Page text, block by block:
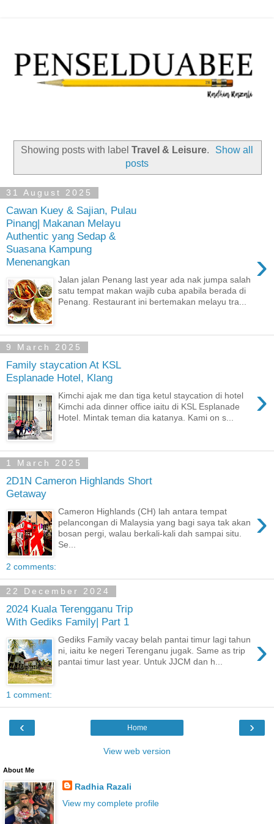
Showing posts with label Travel & Leisure.
Show all
posts
31 August 2025
Cawan Kuey & Sajian, Pulau
Pinang| Makanan Melayu
Authentic yang Sedap &
Suasana Kampung
Menenangkan
›
Jalan jalan Penang last year ada nak jumpa salah
satu tempat makan wajib cuba apabila berada di
Penang. Restaurant ini bertemakan melayu tra...
9 March 2025
Family staycation At KSL
Esplanade Hotel, Klang
›
Kimchi ajak me dan tiga ketul staycation di hotel
Kimchi ada dinner office iaitu di KSL Esplanade
Hotel. Mintak teman dia katanya. Kami on s...
1 March 2025
2D1N Cameron Highlands Short
Getaway
›
Cameron Highlands (CH) lah antara tempat
pelancongan di Malaysia yang bagi saya tak akan
bosan pergi, walau berkali-kali dah sampai situ.
Se...
2 comments:
22 December 2024
2024 Kuala Terengganu Trip
With Gediks Family| Part 1
›
Gediks Family vacay belah pantai timur lagi tahun
ni, iaitu ke negeri Terenganu jugak. Same as trip
pantai timur last year. Untuk JJCM dan h...
1 comment:
‹ ›
Home
View web version
About Me
Radhia Razali
View my complete profile